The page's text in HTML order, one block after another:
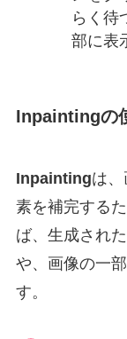
らく待
部に表
Inpaintingの
Inpaintingは
素を補完する
ば、生成され
や、画像の一
す。